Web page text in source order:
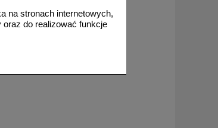
na stronach internetowych,
do realizować funkcje